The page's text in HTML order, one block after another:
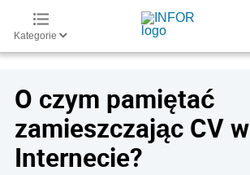
Kategorie
O czym pamiętać
zamieszczając CV w
Internecie?